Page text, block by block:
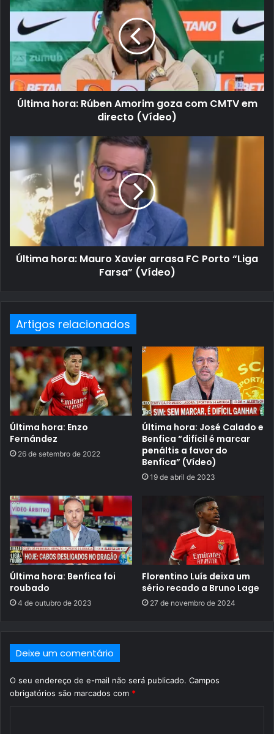
Última hora: Rúben Amorim goza com CMTV em
directo (Vídeo)
Última hora: Mauro Xavier arrasa FC Porto “Liga
Farsa” (Vídeo)
Artigos relacionados
Última hora: Enzo
Fernández
26 de setembro de 2022
Última hora: José Calado e
Benfica “difícil é marcar
penáltis a favor do
Benfica” (Vídeo)
19 de abril de 2023
Última hora: Benfica foi
roubado
4 de outubro de 2023
Florentino Luís deixa um
sério recado a Bruno Lage
27 de novembro de 2024
Deixe um comentário
O seu endereço de e-mail não será publicado. Campos
obrigatórios são marcados com *